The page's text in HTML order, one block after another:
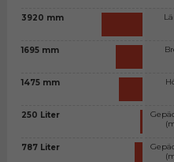
3920 mm
1695 mm
1475 mm
250 Liter
787 Liter